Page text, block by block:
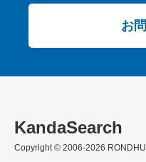
お
KandaSearch
Copyright © 2006-2026